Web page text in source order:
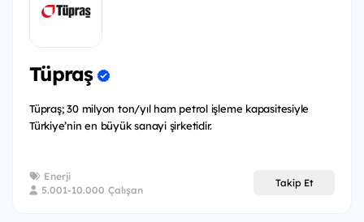
Tüpraş
Tüpraş; 30 milyon ton/yıl ham petrol işleme kapasitesiyle
Türkiye’nin en büyük sanayi şirketidir.
Enerji
5.001-10.000 Çalışan
Takip Et